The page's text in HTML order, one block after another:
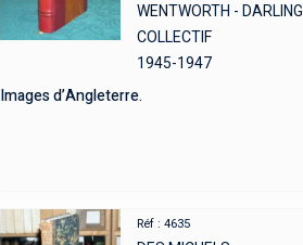
WENTWORTH - DARLING
COLLECTIF
1945-1947
Images d’Angleterre.
Réf : 4635